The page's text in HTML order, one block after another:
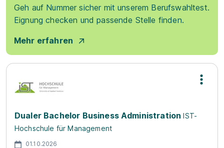
Geh auf Nummer sicher mit unserem Berufswahltest.
Eignung checken und passende Stelle finden.
Mehr erfahren
Dualer Bachelor Business Administration IST-
Hochschule für Management
01.10.2026